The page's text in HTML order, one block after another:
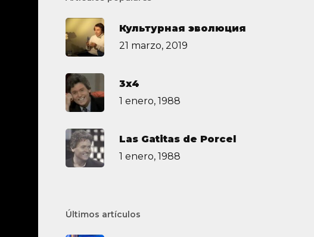
Культурная эволюция
21 marzo, 2019
3х4
1 enero, 1988
Las Gatitas de Porcel
1 enero, 1988
Últimos artículos